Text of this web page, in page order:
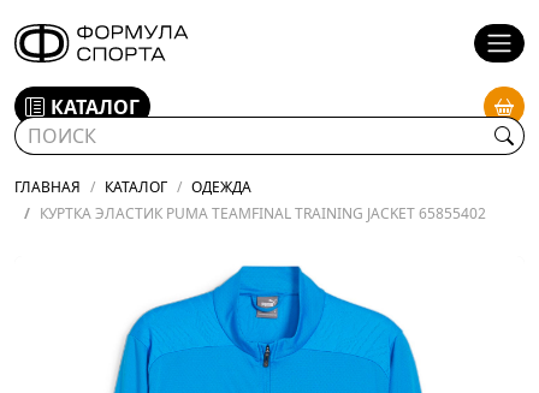
КАТАЛОГ
ГЛАВНАЯ КАТАЛОГ
ОДЕЖДА
КУРТКА ЭЛАСТИК PUMA TEAMFINAL TRAINING JACKET 65855402